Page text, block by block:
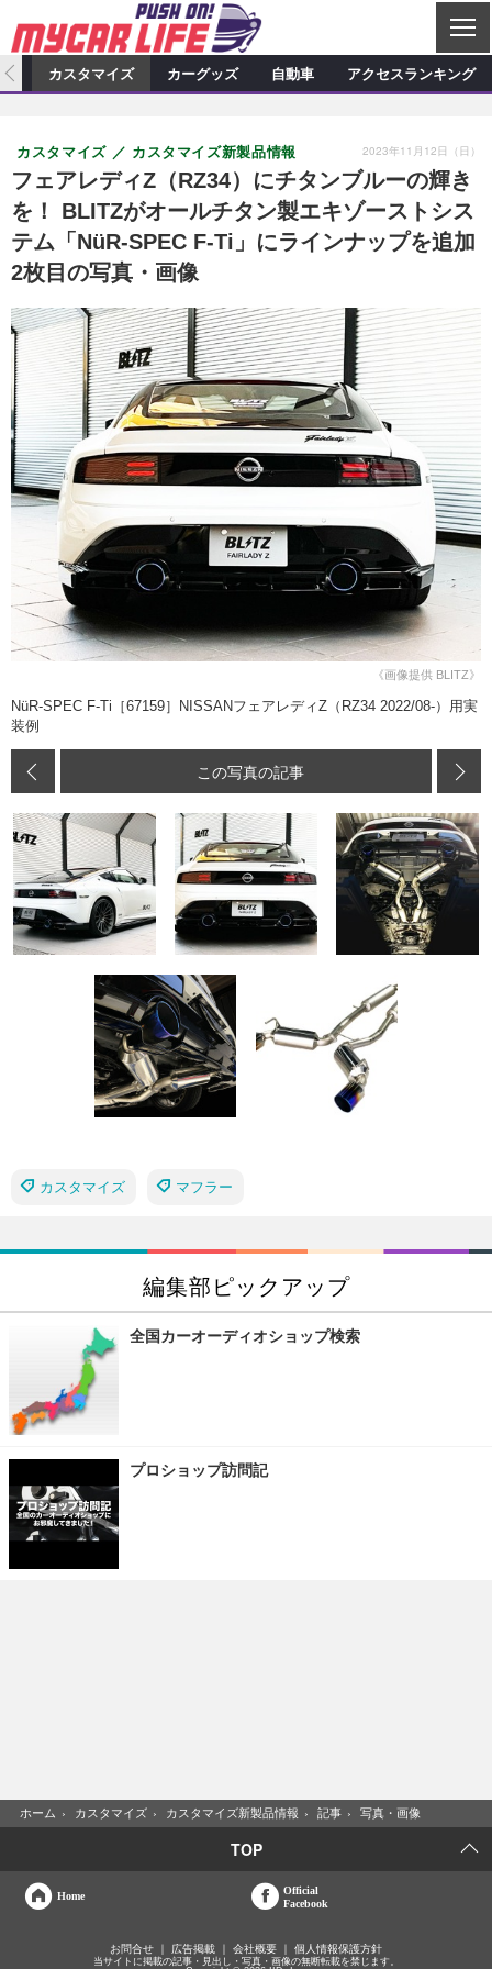
C
L
S
カーオーディオ
プロショップ検索 ショップ訪問記
カーオーディオニュース デモカー製作記
その他
カスタマイズ特集記事 カスタマイズ新製品情報
カスタマイズニュース
カーグッズ
カーグッズ特集記事 カーグッズ新製品情報
カーグッズニュース
自動車
ニュース
スクープ
アクセスランキング
カスタマイズ カーグッズ 自動車 アクセスランキング
フェアレディZ（RZ34）にチタンブルーの輝き
を！ BLITZがオールチタン製エキゾーストシス
テム「NüR-SPEC F-Ti」にラインナップを追加
2枚目の写真・画像
カスタマイズ カスタマイズ新製品情報 2023年11月12日（日）
《画像提供 BLITZ》
NüR-SPEC F-Ti［67159］NISSANフェアレディZ（RZ34 2022/08-）用実
装例
この写真の記事
カスタマイズ マフラー
編集部ピックアップ
全国カーオーディオショップ検索
プロショップ訪問記
ホーム › カスタマイズ › カスタマイズ新製品情報 › 記事 › 写真・画像
TOP
Home
Official
Facebook
お問合せ 広告掲載 会社概要 個人情報保護方針
当サイトに掲載の記事・見出し・写真・画像の無断転載を禁じます。